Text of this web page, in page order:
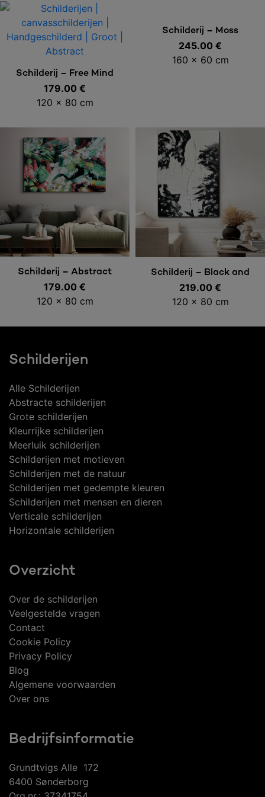
Toevoegen aan
winkelwagen
Schilderij – Free Mind
179.00 €
120 x 80 cm
Toevoegen aan
winkelwagen
Schilderij – Moss
245.00 €
160 x 60 cm
Toevoegen aan
winkelwagen
Schilderij – Abstract
Senses
179.00 €
120 x 80 cm
Toevoegen aan
winkelwagen
Schilderij – Black and
White II
219.00 €
120 x 80 cm
Schilderijen
Alle Schilderijen
Abstracte schilderijen
Grote schilderijen
Kleurrijke schilderijen
Meerluik schilderijen
Schilderijen met motieven
Schilderijen met de natuur
Schilderijen met gedempte kleuren
Schilderijen met mensen en dieren
Verticale schilderijen
Horizontale schilderijen
Overzicht
Over de schilderijen
Veelgestelde vragen
Contact
Cookie Policy
Privacy Policy
Blog
Algemene voorwaarden
Over ons
Bedrijfsinformatie
Grundtvigs Alle 172
6400 Sønderborg